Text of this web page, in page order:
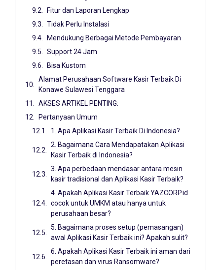
Fitur dan Laporan Lengkap
Tidak Perlu Instalasi
Mendukung Berbagai Metode Pembayaran
Support 24 Jam
Bisa Kustom
Alamat Perusahaan Software Kasir Terbaik Di
Konawe Sulawesi Tenggara
AKSES ARTIKEL PENTING:
Pertanyaan Umum
1. Apa Aplikasi Kasir Terbaik Di Indonesia?
2. Bagaimana Cara Mendapatakan Aplikasi
Kasir Terbaik di Indonesia?
3. Apa perbedaan mendasar antara mesin
kasir tradisional dan Aplikasi Kasir Terbaik?
4. Apakah Aplikasi Kasir Terbaik YAZCORP.id
cocok untuk UMKM atau hanya untuk
perusahaan besar?
5. Bagaimana proses setup (pemasangan)
awal Aplikasi Kasir Terbaik ini? Apakah sulit?
6. Apakah Aplikasi Kasir Terbaik ini aman dari
peretasan dan virus Ransomware?